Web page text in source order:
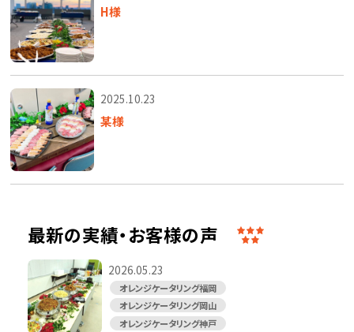
H様
2025.10.23
某様
最新の実績・お客様の声
2026.05.23
オレンジケータリング福岡
オレンジケータリング岡山
オレンジケータリング神戸